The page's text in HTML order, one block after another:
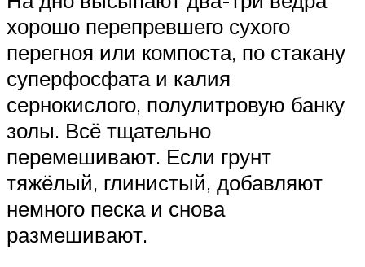
хорошо перепревшего сухого
перегноя или компоста, по стакану
суперфосфата и калия
сернокислого, полулитровую банку
золы. Всё тщательно
перемешивают. Если грунт
тяжёлый, глинистый, добавляют
немного песка и снова
размешивают.